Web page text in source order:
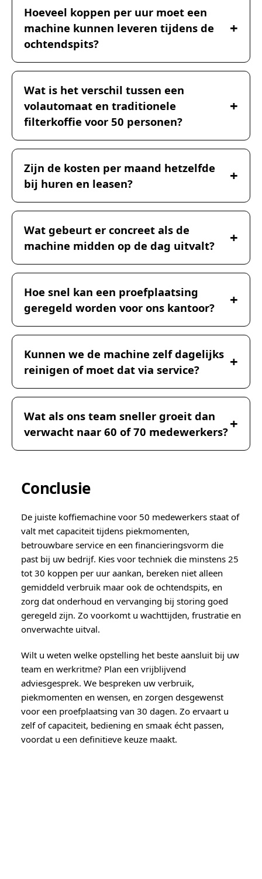
Hoeveel koppen per uur moet een
machine kunnen leveren tijdens de
ochtendspits?
Wat is het verschil tussen een
volautomaat en traditionele
filterkoffie voor 50 personen?
Zijn de kosten per maand hetzelfde
bij huren en leasen?
Wat gebeurt er concreet als de
machine midden op de dag uitvalt?
Hoe snel kan een proefplaatsing
geregeld worden voor ons kantoor?
Kunnen we de machine zelf dagelijks
reinigen of moet dat via service?
Wat als ons team sneller groeit dan
verwacht naar 60 of 70 medewerkers?
Conclusie
De juiste koffiemachine voor 50 medewerkers staat of
valt met capaciteit tijdens piekmomenten,
betrouwbare service en een financieringsvorm die
past bij uw bedrijf. Kies voor techniek die minstens 25
tot 30 koppen per uur aankan, bereken niet alleen
gemiddeld verbruik maar ook de ochtendspits, en
zorg dat onderhoud en vervanging bij storing goed
geregeld zijn. Zo voorkomt u wachttijden, frustratie en
onverwachte uitval.
Wilt u weten welke opstelling het beste aansluit bij uw
team en werkritme? Plan een vrijblijvend
adviesgesprek. We bespreken uw verbruik,
piekmomenten en wensen, en zorgen desgewenst
voor een proefplaatsing van 30 dagen. Zo ervaart u
zelf of capaciteit, bediening en smaak écht passen,
voordat u een definitieve keuze maakt.